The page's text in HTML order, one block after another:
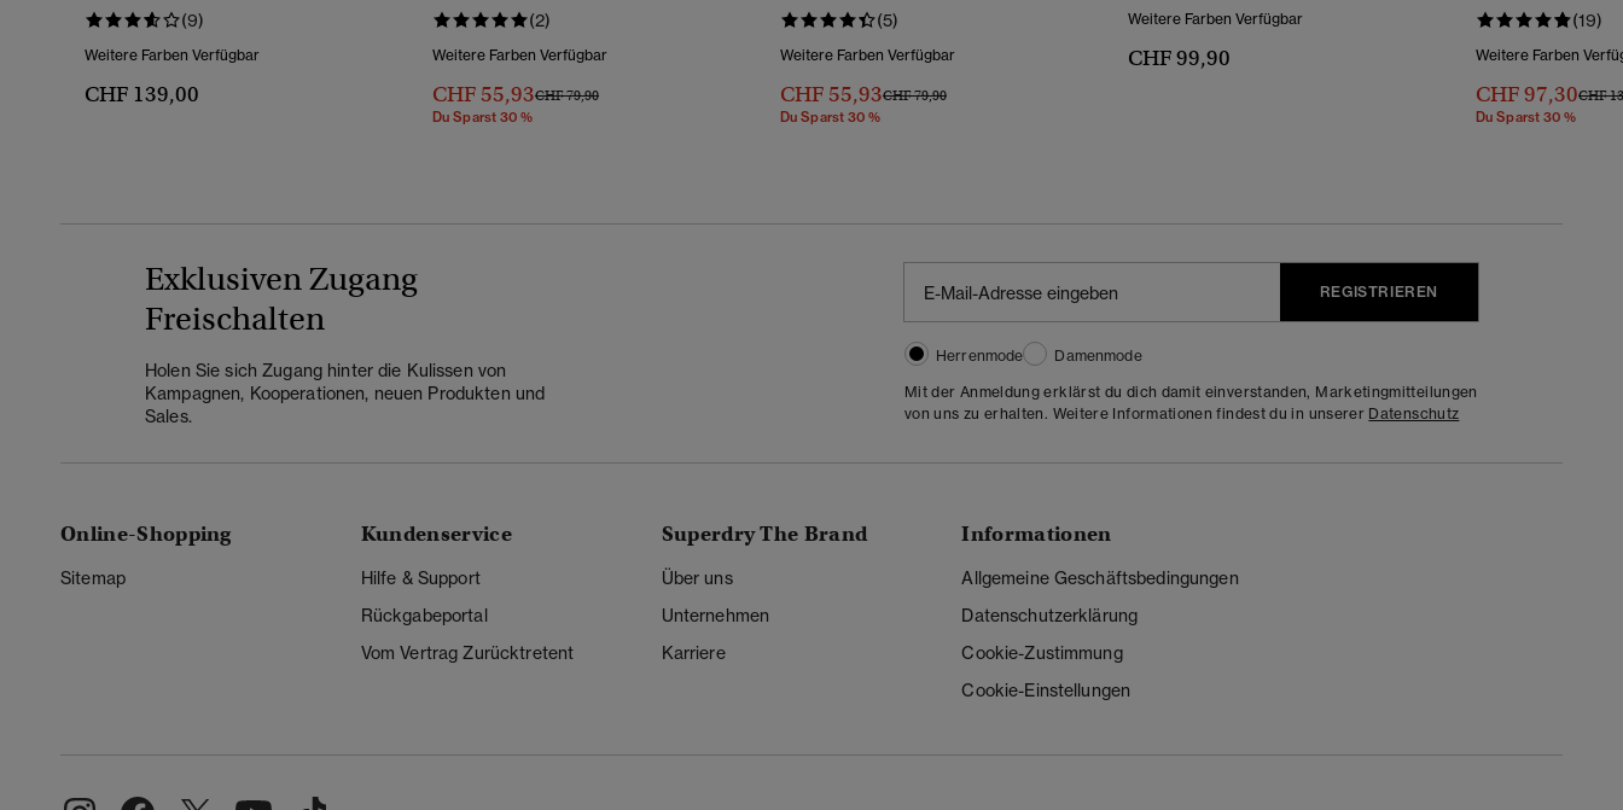
(9)
Weitere Farben Verfügbar
CHF 139,00
(2)
Weitere Farben Verfügbar
CHF 55,93Preis Wurde Reduziert Von
CHF 79,90Bis
Du Sparst 30 %
(5)
Weitere Farben Verfügbar
CHF 55,93Preis Wurde Reduziert Von
CHF 79,90Bis
Du Sparst 30 %
Weitere Farben Verfügbar
CHF 99,90
(19)
Weitere Farben
CHF 97,30Preis
CHF
Du Sparst 30 %
Exklusiven Zugang
Freischalten
Holen Sie sich Zugang hinter die Kulissen von
Kampagnen, Kooperationen, neuen Produkten und
Sales.
REGISTRIEREN
Herrenmode
Damenmode
Mit der Anmeldung erklärst du dich damit einverstanden, Marketingmitteilungen
von uns zu erhalten. Weitere Informationen findest du in unserer Datenschutz
Online-Shopping
Sitemap
Kundenservice
Hilfe & Support
Rückgabeportal
Vom Vertrag Zurücktretent
Superdry The Brand
Über uns
Unternehmen
Karriere
Informationen
Allgemeine Geschäftsbedingungen
Datenschutzerklärung
Cookie-Zustimmung
Cookie-Einstellungen